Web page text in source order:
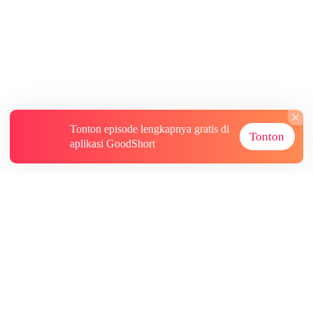
Tonton episode lengkapnya gratis di
aplikasi GoodShort
Tonton